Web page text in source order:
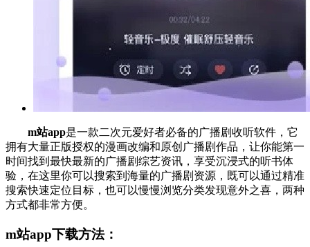
m站app是一款二次元爱好者必备的广播剧收听软件，它
拥有大量正版授权的漫画改编和原创广播剧作品，让你能第一
时间找到最快最新的广播剧综艺资讯，享受沉浸式的听书体
验，在这里你可以搜索到海量的广播剧资源，既可以通过精准
搜索快速定位目标，也可以慢慢浏览分类发现意外之喜，两种
方式都非常方便。
m站app下载方法：